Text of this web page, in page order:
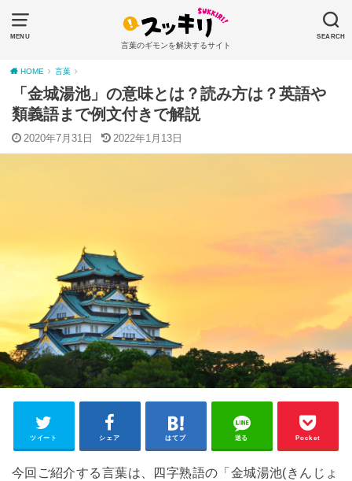
MENU SEARCH
言葉のギモンを解決するサイト
HOME 言葉
「金城湯池」の意味とは？読み方は？英語や
類義語まで例文付きで解説
2020年7月31日 2022年1月13日
ツイート シェア はてブ 送る Pocket
今回ご紹介する言葉は、四字熟語の「金城湯池(きんじょ